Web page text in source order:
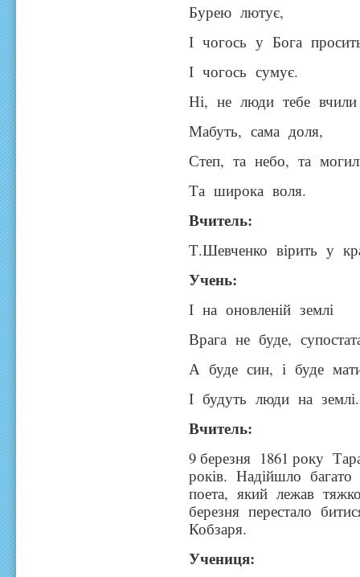
Бурею лютує,
І чогось у Бога
І чогось сумує.
Ні, не люди тебе вчили
Мабуть, сама доля,
Степ, та небо, та
Та широка воля.
Вчитель:
Т.Шевченко вірить у
Учень:
І на оновленій землі
Врага не буде,
А буде син, і буде
І будуть люди на землі.
Вчитель:
9 березня 1861 року
років. Надійшло багато
поета, який лежав
березня перестало
Кобзаря.
Учениця: